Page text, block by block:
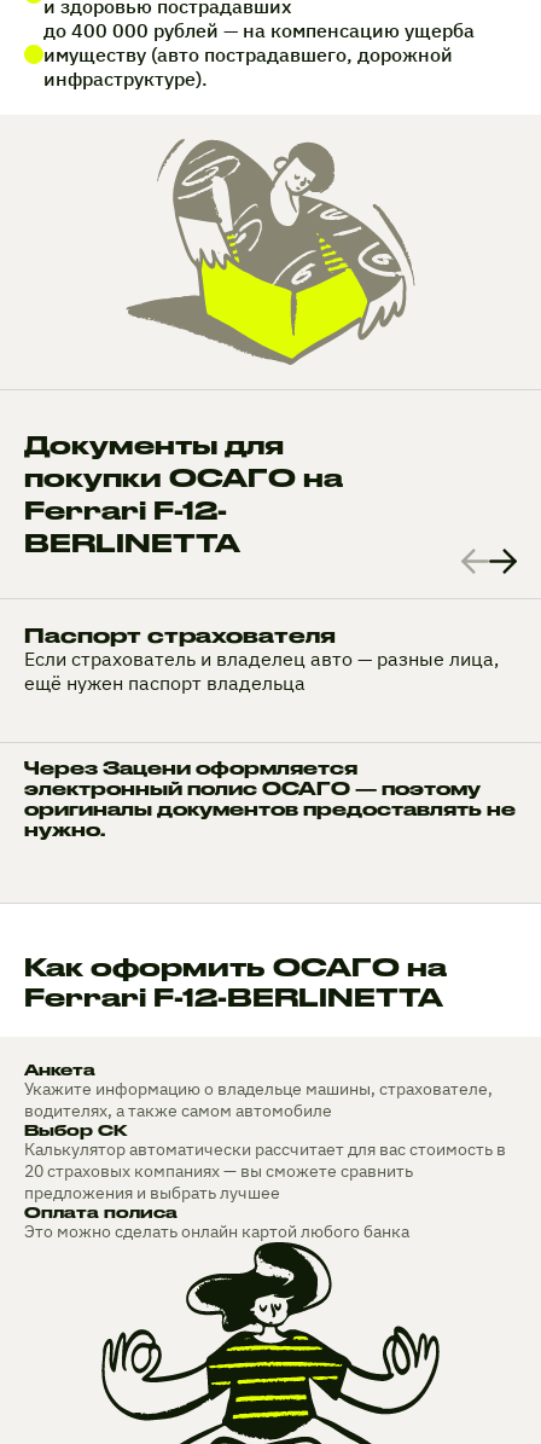
и здоровью пострадавших
до 400 000 рублей — на компенсацию ущерба
имуществу (авто пострадавшего, дорожной
инфраструктуре).
Документы для
покупки ОСАГО на
Ferrari F-12-
BERLINETTA
Паспорт страхователя
Если страхователь и владелец авто — разные лица,
ещё нужен паспорт владельца
Через Зацени оформляется
электронный полис ОСАГО — поэтому
оригиналы документов предоставлять не
нужно.
Как оформить ОСАГО на
Ferrari F-12-BERLINETTA
Анкета
Укажите информацию о владельце машины, страхователе,
водителях, а также самом автомобиле
Выбор СК
Калькулятор автоматически рассчитает для вас стоимость в
20 страховых компаниях — вы сможете сравнить
предложения и выбрать лучшее
Оплата полиса
Это можно сделать онлайн картой любого банка